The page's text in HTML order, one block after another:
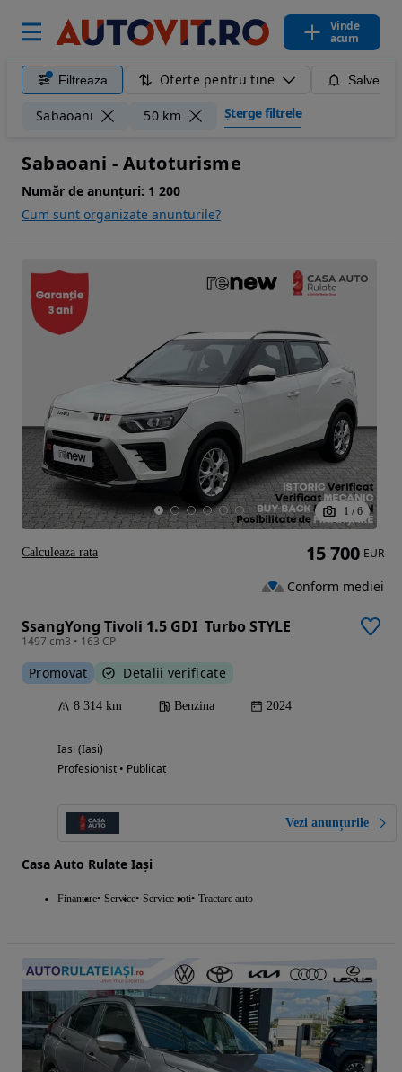
Vinde
acum
Filtreaza Oferte pentru tine
Sabaoani 50 km Șterge filtrele
Sabaoani - Autoturisme
Număr de anunțuri: 1 200
Cum sunt organizate anunturile?
1 / 6
SsangYong Tivoli 1.5 GDI  Turbo STYLE
1497 cm3 • 163 CP
Promovat Detalii verificate
8 314 km Benzina 2024
Iasi (Iasi)
Profesionist • Publicat
Vezi anunțurile
Casa Auto Rulate Iași
Finantare Service Service roti Tractare auto
15 700 EUR
Conform mediei
Calculeaza rata